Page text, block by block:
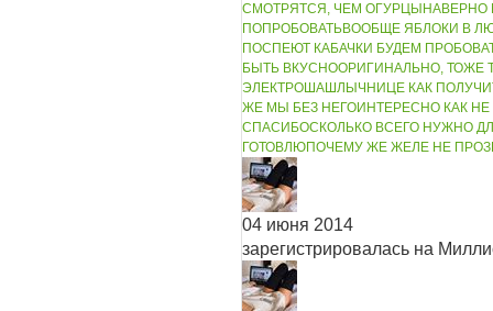
СМОТРЯТСЯ, ЧЕМ ОГУРЦЫ НАВЕРНО
ПОПРОБОВАТЬВООБЩЕ ЯБЛОКИ В
ПОСПЕЮТ КАБАЧКИ БУДЕМ
БЫТЬ ВКУСНООРИГИНАЛЬНО, ТОЖЕ
ЭЛЕКТРОШАШЛЫЧНИЦЕ КАК
ЖЕ МЫ БЕЗ НЕГОИНТЕРЕСНО КАК
СПАСИБОСКОЛЬКО ВСЕГО НУЖНО
ГОТОВЛЮПОЧЕМУ ЖЕ ЖЕЛЕ НЕ
04 июня 2014
зарегистрировалась на